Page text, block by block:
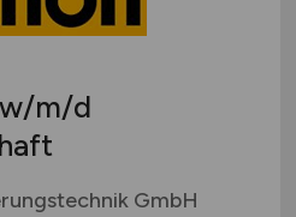
w/m/d
GmbH